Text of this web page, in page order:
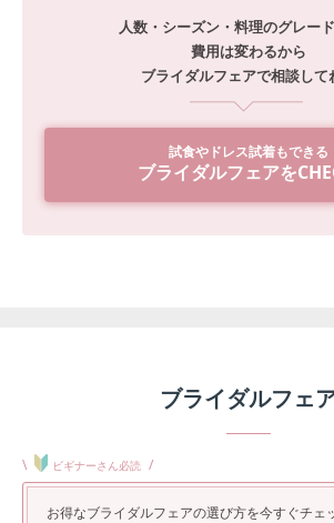
人数・シーズン・料理のグレー
費用は変わるから
ブライダルフェアで相談して
試食やドレス試着もできる
ブライダルフェアを
ブライダルフェ
\ ビギナーさん必読 /
お得なブライダルフェアの選び方を今すぐチェ